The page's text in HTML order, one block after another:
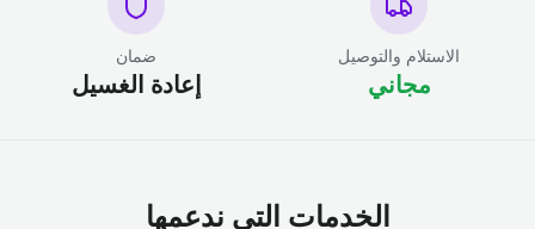
الاستلام والتوصيل
مجاني
ضمان
إعادة الغسيل
الخدمات التي ندعمها